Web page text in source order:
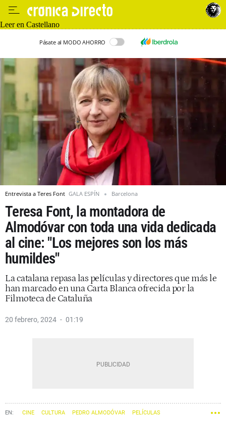
Leer en Castellano
Pásate al MODO AHORRO
Entrevista a Teres Font GALA ESPÍN Barcelona
Teresa Font, la montadora de
Almodóvar con toda una vida dedicada
al cine: "Los mejores son los más
humildes"
La catalana repasa las películas y directores que más le
han marcado en una Carta Blanca ofrecida por la
Filmoteca de Cataluña
20 febrero, 2024 01:19
CINE CULTURA PEDRO ALMODÓVAR PELÍCULAS